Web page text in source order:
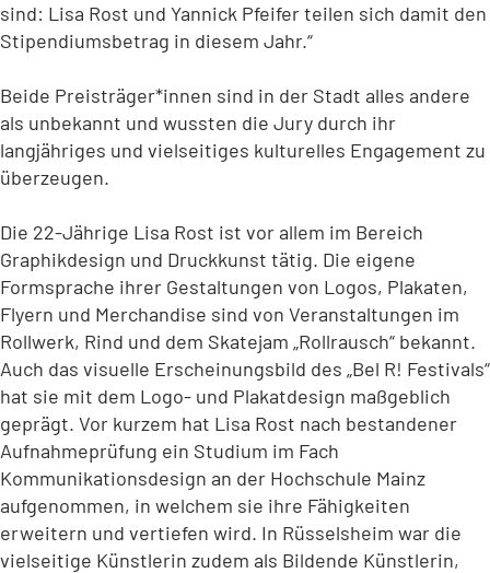
sind: Lisa Rost und Yannick Pfeifer teilen sich damit den
Stipendiumsbetrag in diesem Jahr.“
Beide Preisträger*innen sind in der Stadt alles andere
als unbekannt und wussten die Jury durch ihr
langjähriges und vielseitiges kulturelles Engagement zu
überzeugen.
Die 22-Jährige Lisa Rost ist vor allem im Bereich
Graphikdesign und Druckkunst tätig. Die eigene
Formsprache ihrer Gestaltungen von Logos, Plakaten,
Flyern und Merchandise sind von Veranstaltungen im
Rollwerk, Rind und dem Skatejam „Rollrausch“ bekannt.
Auch das visuelle Erscheinungsbild des „Bel R! Festivals“
hat sie mit dem Logo- und Plakatdesign maßgeblich
geprägt. Vor kurzem hat Lisa Rost nach bestandener
Aufnahmeprüfung ein Studium im Fach
Kommunikationsdesign an der Hochschule Mainz
aufgenommen, in welchem sie ihre Fähigkeiten
erweitern und vertiefen wird. In Rüsselsheim war die
vielseitige Künstlerin zudem als Bildende Künstlerin,